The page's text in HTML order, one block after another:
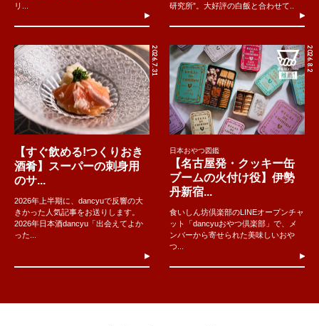
リ...
研究所”。大好評の白飯と合わせて..
2026.7.31
【すぐ飲める!つくりおき
酒肴】スーパーの刺身用
のサ...
2026年上半期に、dancyuで反響の大
きかった人気記事をお送りします。
2026年日本酒dancyu「出会えてよか
った...
2026.8.2
日本おやつ図鑑
【名古屋発・クッキー缶
ブームの火付け役】伊勢
丹新宿...
食いしん坊倶楽部のLINEオープンチャ
ット「dancyuおやつ倶楽部」で、メ
ンバーから寄せられた美味しいおや
つ...